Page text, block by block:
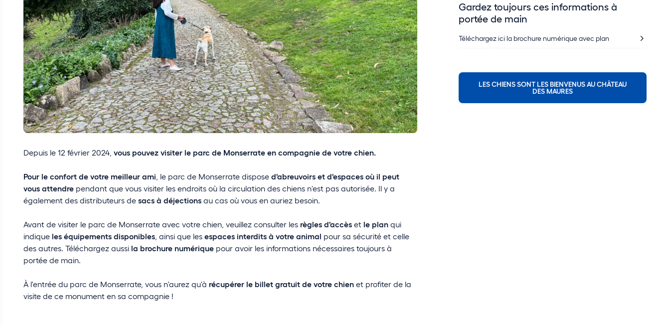
Depuis le 12 février 2024, vous pouvez visiter le parc de Monserrate en compagnie de votre chien.
Pour le confort de votre meilleur ami , le parc de Monserrate dispose d'abreuvoirs et d'espaces où il peut
vous attendre pendant que vous visiter les endroits où la circulation des chiens n'est pas autorisée. Il y a
également des distributeurs de sacs à déjections au cas où vous en auriez besoin.
Avant de visiter le parc de Monserrate avec votre chien, veuillez consulter les règles d'accès et le plan qui
indique les équipements disponibles , ainsi que les espaces interdits à votre animal pour sa sécurité et celle
des autres. Téléchargez aussi la brochure numérique pour avoir les informations nécessaires toujours à
portée de main.
À l'entrée du parc de Monserrate, vous n'aurez qu'à récupérer le billet gratuit de votre chien et profiter de la
visite de ce monument en sa compagnie !
Gardez toujours ces informations à
portée de main
Téléchargez ici la brochure numérique avec plan
LES CHIENS SONT LES BIENVENUS AU CHÂTEAU
DES MAURES